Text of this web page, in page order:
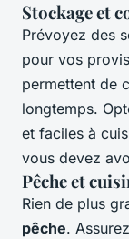
Stockage et
Prévoyez des
pour vos
permettent de
longtemps.
et faciles à
vous devez
Pêche et
Rien de plus
pêche.